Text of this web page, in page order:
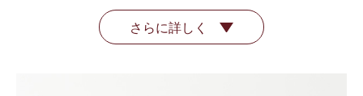
さらに詳しく